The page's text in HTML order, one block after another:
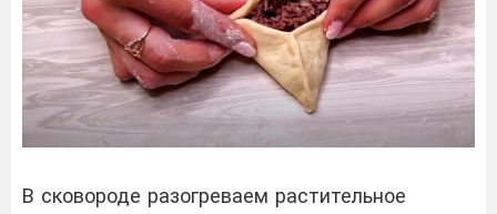
В сковороде разогреваем растительное